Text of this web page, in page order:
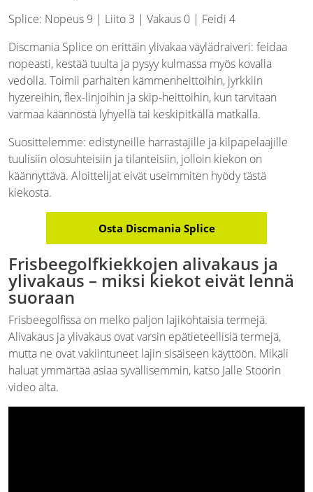
Splice: Nopeus 9 | Liito 3 | Vakaus 0 | Feidi 4
Discmania Splice on erittäin ylivakaa väylädraiveri: feidaa
nopeasti, kestää tuulta ja pysyy kulmassa myös kovalla
vedolla. Toimii parhaiten kämmenheittoihin, jyrkkiin
hyzereihin, flex-linjoihin ja skip-heittoihin, kun tarvitaan
varmaa käännöstä lyhyellä tai keskipitkällä matkalla.
Suosittelemme: edistyneille harrastajille ja kilpapelaajille
tuulisiin olosuhteisiin ja tilanteisiin, jolloin kiekon on
käännyttävä. Aloittelijat eivät useimmiten hyödy tästä
kiekosta.
Osta Discmania Splice
Frisbeegolfkiekkojen alivakaus ja
ylivakaus – miksi kiekot eivät lennä
suoraan
Frisbeegolfissa on melko paljon lajikohtaisia termejä.
Alivakaus ja ylivakaus ovat varsin epätieteellisiä termejä,
mutta ne ovat vakiintuneet lajin sisäiseen käyttöön. Mikäli
haluat ymmärtää asiaa syvällisemmin, katso Jalle Stoorin
video alta.